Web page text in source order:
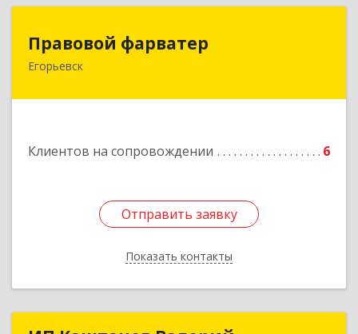
Правовой фарватер
Егорьевск
Клиентов на сопровождении 6
Отправить заявку
Показать контакты
Отправить заявку
Назад